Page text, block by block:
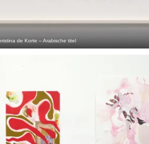
de Korte – Arabische titel